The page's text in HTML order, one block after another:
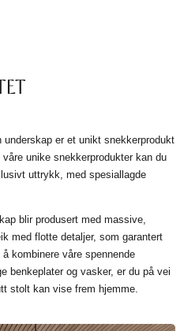
er et unikt snekkerprodukt
unike snekkerprodukter kan du
uttrykk, med spesiallagde
blir produsert med massive,
med flotte detaljer, som garantert
kombinere våre spennende
benkeplater og vasker, er du på vei
stolt kan vise frem hjemme.